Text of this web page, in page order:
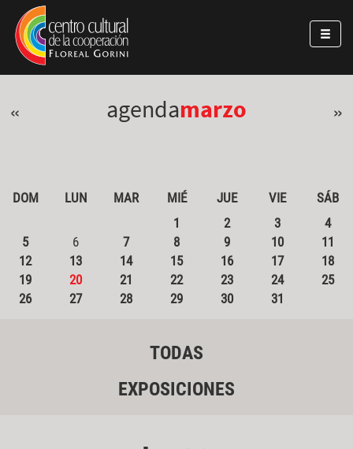
Pasar al contenido principal
Jump to main content
« agendamarzo »
DOM LUN MAR MIÉ JUE VIE
SÁB
1
2 3
4
5
6 7 8 9 10
11
12
13 14 15 16 17
18
19
20 21 22 23 24
25
26
27 28 29 30 31
TODAS
EXPOSICIONES